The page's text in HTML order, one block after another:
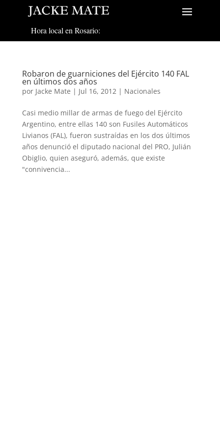
Hora local en Rosario:
Robaron de guarniciones del Ejército 140 FAL
en últimos dos años
por Jacke Mate | Jul 16, 2012 | Nacionales
Casi medio millar de armas de fuego del Ejército
Argentino, entre ellas 140 son Fusiles Automáticos
Livianos (FAL), fueron sustraídas en los dos últimos
años denunció el diputado nacional del PRO, Julián
Obiglio, quien aseguró, además, que existe
"connivencia...